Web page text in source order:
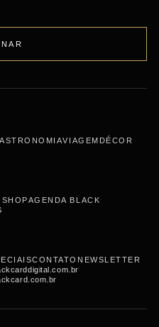
VIAGEM DÉCOR
AGENDA BLACK
CONTATO NEWSLETTER